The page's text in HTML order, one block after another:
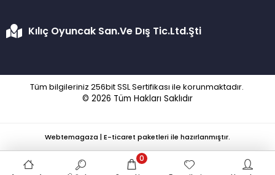
Kılıç Oyuncak San.Ve Dış Tic.Ltd.Şti
Tüm bilgileriniz 256bit SSL Sertifikası ile korunmaktadır.
© 2026 Tüm Hakları Saklıdır
0
Webtemagaza | E-ticaret paketleri ile hazırlanmıştır.